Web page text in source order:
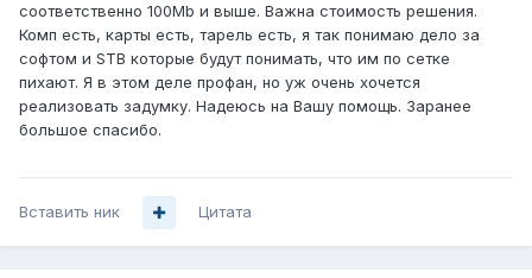
соответственно 100Мb и выше. Важна стоимость решения.
Комп есть, карты есть, тарель есть, я так понимаю дело за
софтом и STB которые будут понимать, что им по сетке
пихают. Я в этом деле профан, но уж очень хочется
реализовать задумку. Надеюсь на Вашу помощь. Заранее
большое спасибо.
Вставить ник Цитата